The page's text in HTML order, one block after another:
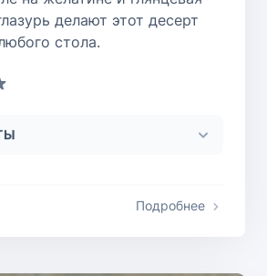
делают этот десерт
стола.
Подробнее